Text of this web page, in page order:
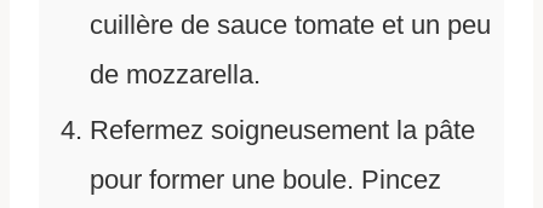
cuillère de sauce tomate et un peu
de mozzarella.
Refermez soigneusement la pâte
pour former une boule. Pincez